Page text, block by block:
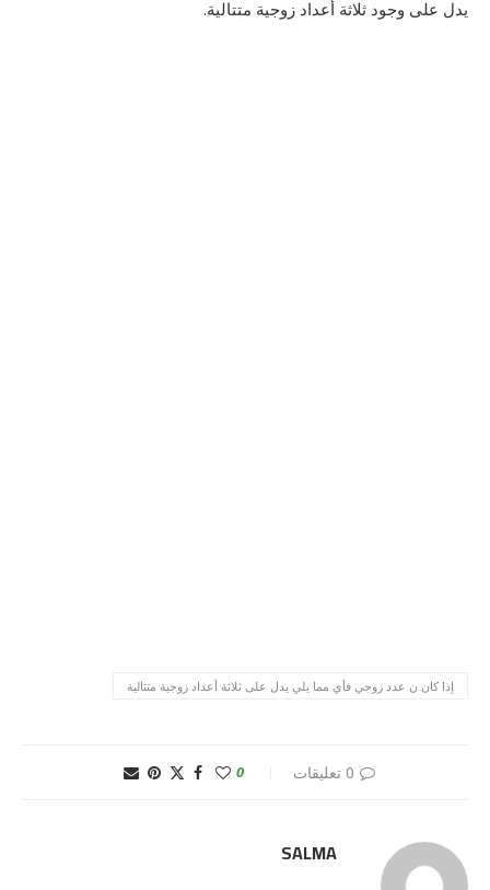
يدل على وجود ثلاثة أعداد زوجية متتالية.
إذا كان ن عدد زوجي فأي مما يلي يدل على ثلاثة أعداد زوجية متتالية
0 تعليقات 0
SALMA